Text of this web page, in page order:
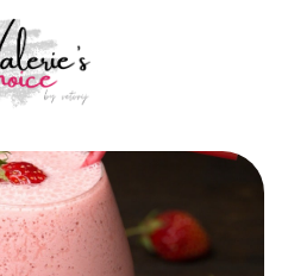
& Culture
& Drinks
& Opmerkelijk
& Duurzaamheid